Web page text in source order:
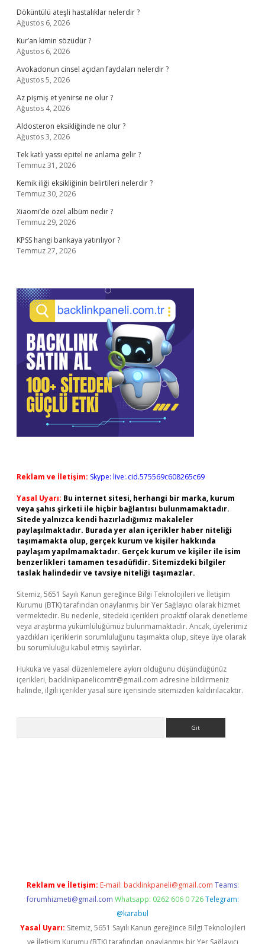
Döküntülü ateşli hastalıklar nelerdir ?
Ağustos 6, 2026
Kur’an kimin sözüdür ?
Ağustos 6, 2026
Avokadonun cinsel açıdan faydaları nelerdir ?
Ağustos 5, 2026
Az pişmiş et yenirse ne olur ?
Ağustos 4, 2026
Aldosteron eksikliğinde ne olur ?
Ağustos 3, 2026
Tek katlı yassı epitel ne anlama gelir ?
Temmuz 31, 2026
Kemik iliği eksikliğinin belirtileri nelerdir ?
Temmuz 30, 2026
Xiaomi’de özel albüm nedir ?
Temmuz 29, 2026
KPSS hangi bankaya yatırılıyor ?
Temmuz 27, 2026
Reklam ve İletişim: Skype: live:.cid.575569c608265c69
Yasal Uyarı: Bu internet sitesi, herhangi bir marka, kurum
veya şahıs şirketi ile hiçbir bağlantısı bulunmamaktadır.
Sitede yalnızca kendi hazırladığımız makaleler
paylaşılmaktadır. Burada yer alan içerikler haber niteliği
taşımamakta olup, gerçek kurum ve kişiler hakkında
paylaşım yapılmamaktadır. Gerçek kurum ve kişiler ile isim
benzerlikleri tamamen tesadüfidir. Sitemizdeki bilgiler
taslak halindedir ve tavsiye niteliği taşımazlar.
Sitemiz, 5651 Sayılı Kanun gereğince Bilgi Teknolojileri ve İletişim
Kurumu (BTK) tarafından onaylanmış bir Yer Sağlayıcı olarak hizmet
vermektedir. Bu nedenle, sitedeki içerikleri proaktif olarak denetleme
veya araştırma yükümlülüğümüz bulunmamaktadır. Ancak, üyelerimiz
yazdıkları içeriklerin sorumluluğunu taşımakta olup, siteye üye olarak
bu sorumluluğu kabul etmiş sayılırlar.
Hukuka ve yasal düzenlemelere aykırı olduğunu düşündüğünüz
içerikleri, backlinkpanelicomtr@gmail.com adresine bildirmeniz
halinde, ilgili içerikler yasal süre içerisinde sitemizden kaldırılacaktır.
Reklam ve İletişim: E-mail: backlinkpaneli@gmail.com Teams:
forumhizmeti@gmail.com Whatsapp: 0262 606 0 726 Telegram:
@karabul
Yasal Uyarı: Sitemiz, 5651 Sayılı Kanun gereğince Bilgi Teknolojileri
ve İletişim Kurumu (BTK) tarafından onaylanmış bir Yer Sağlayıcı